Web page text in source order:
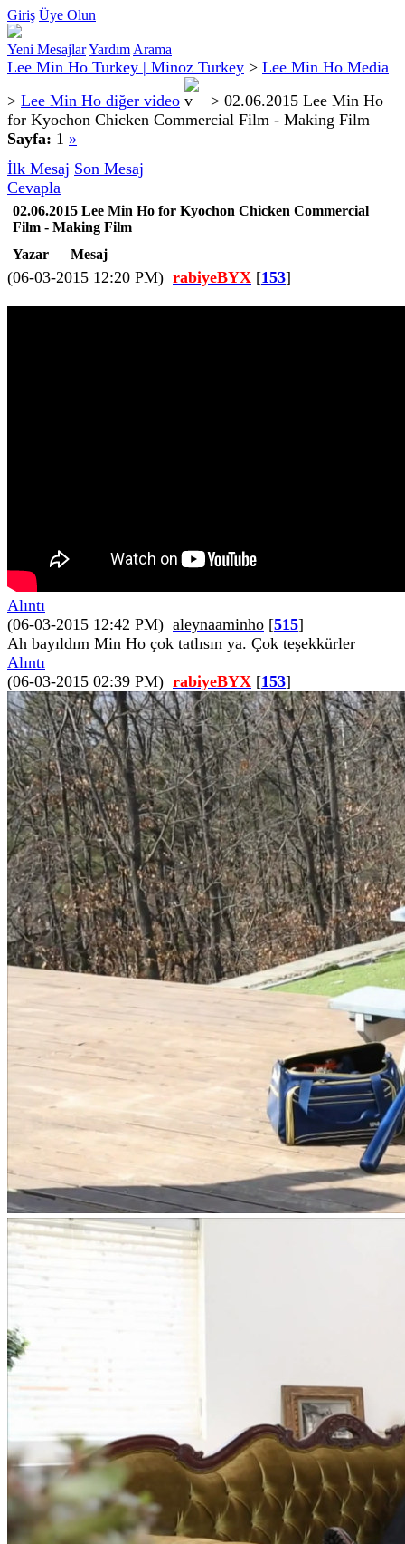
Giriş Üye Olun
Yeni MesajlarYardım Arama
Lee Min Ho Turkey | Minoz Turkey > Lee Min Ho Media
> Lee Min Ho diğer video > 02.06.2015 Lee Min Ho
for Kyochon Chicken Commercial Film - Making Film
Sayfa: 1 »
İlk Mesaj Son Mesaj
Cevapla
02.06.2015 Lee Min Ho for Kyochon Chicken Commercial
Film - Making Film
Yazar
Mesaj
(06-03-2015 12:20 PM) rabiyeBYX [153]
Alıntı
(06-03-2015 12:42 PM) aleynaaminho [515]
Ah bayıldım Min Ho çok tatlısın ya. Çok teşekkürler
Alıntı
(06-03-2015 02:39 PM) rabiyeBYX [153]